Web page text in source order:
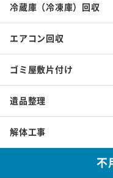
冷蔵庫（冷凍庫）回収
エアコン回収
ゴミ屋敷片付け
遺品整理
解体工事
不